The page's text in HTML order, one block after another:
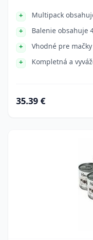
Multipack
Balenie obsahuje
Vhodné pre
Kompletná a
35.39 €